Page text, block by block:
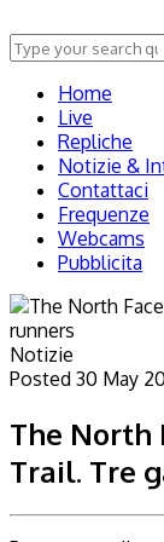
Home
Live
Repliche
Notizie &
Contattaci
Frequenze
Webcams
Pubblicita
Notizie
Posted 30 May
The North
Trail. Tre